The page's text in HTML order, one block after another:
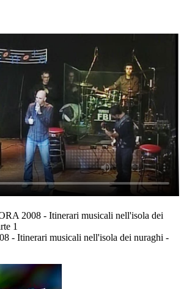
2008 - Itinerari musicali nell'isola dei
1
- Itinerari musicali nell'isola dei nuraghi -